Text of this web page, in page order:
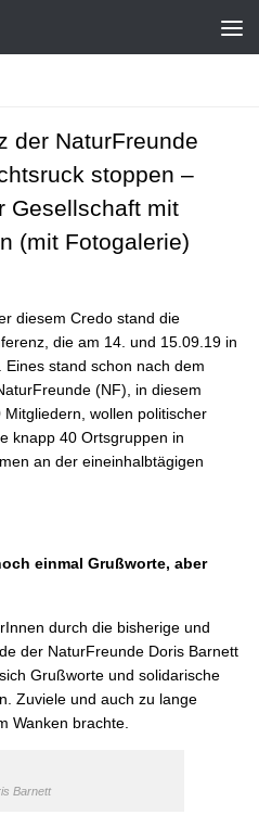
der NaturFreunde
stoppen –
Gesellschaft mit
(mit Fotogalerie)
diesem Credo stand die
die am 14. und 15.09.19 in
stand schon nach dem
(NF), in diesem
wollen politischer
knapp 40 Ortsgruppen in
an der eineinhalbtägigen
einmal Grußworte, aber
durch die bisherige und
der NaturFreunde Doris Barnett
Grußworte und solidarische
Zuviele und auch zu lange
Wanken brachte.
Barnett